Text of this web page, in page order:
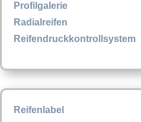
Profilgalerie
Radialreifen
Reifendruckkontrollsystem
Reifenlabel